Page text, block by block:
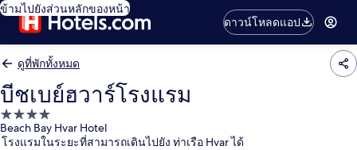
ข้ามไปยังส่วนหลักของหน้า
ดาวน์โหลดแอป
ดูที่พักทั้งหมด
บีชเบย์ฮวาร์โรงแรม
ที่พัก
4.0
Beach Bay Hvar Hotel
โรงแรมในระยะที่สามารถเดินไปยัง ท่าเรือ Hvar ได้